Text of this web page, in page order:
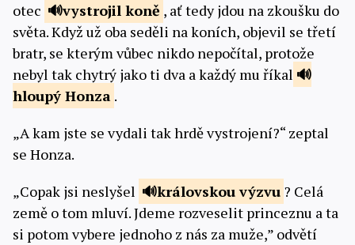
otec
vystrojil koně , ať tedy jdou na zkoušku do
světa. Když už oba seděli na koních, objevil se třetí
bratr, se kterým vůbec nikdo nepočítal, protože
nebyl tak chytrý jako ti dva a každý mu říkal
hloupý Honza .
„A kam jste se vydali tak hrdě vystrojení?“ zeptal
se Honza.
„Copak jsi neslyšel
královskouvýzvu ? Celá
země o tom mluví. Jdeme rozveselit princeznu a ta
si potom vybere jednoho z nás za muže,” odvětí